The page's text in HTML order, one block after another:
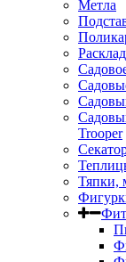
Метла
Trooper
Тяпки,